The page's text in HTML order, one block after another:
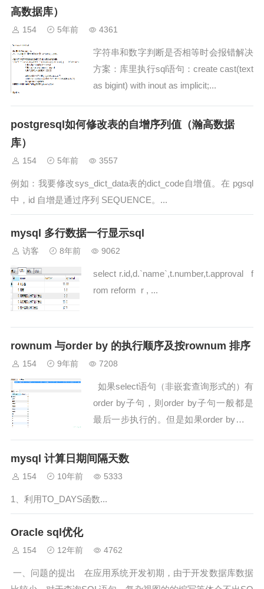
高数据库）
154 5年前 4361
字符串和数字判断是否相等时会报错解决
方案：库里执行sql语句：create cast(text
as bigint) with inout as implicit;...
postgresql如何修改表的自增序列值（瀚高数据
库）
154 5年前 3557
例如：我要修改sys_dict_data表的dict_code自增值。在 pgsql
中，id 自增是通过序列 SEQUENCE。...
mysql 多行数据一行显示sql
访客 8年前 9062
select r.id,d.`name`,t.number,t.approval f
rom reform r , ...
rownum 与order by 的执行顺序及按rownum 排序
154 9年前 7208
如果select语句（非嵌套查询形式的）有
order by子句，则order by子句一般都是
最后一步执行的。但是如果order by子句
引了，那么o...
mysql 计算日期间隔天数
154 10年前 5333
1、利用TO_DAYS函数...
Oracle sql优化
154 12年前 4762
一、问题的提出 在应用系统开发初期，由于开发数据库数据